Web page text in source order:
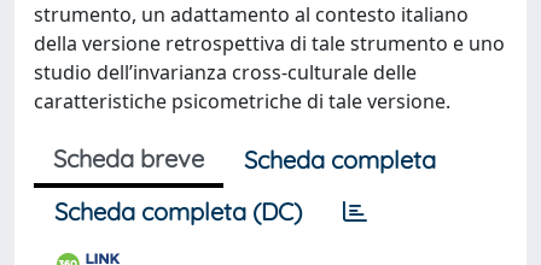
strumento, un adattamento al contesto italiano
della versione retrospettiva di tale strumento e uno
studio dell’invarianza cross-culturale delle
caratteristiche psicometriche di tale versione.
Scheda breve
Scheda completa
Scheda completa (DC)